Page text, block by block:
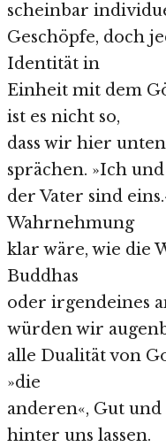
scheinbar
Geschöpfe, doch
Identität in
Einheit mit dem
ist es nicht so,
dass wir hier
sprächen. »Ich und
der Vater sind
Wahrnehmung
klar wäre, wie die
Buddhas
oder irgendeines
würden wir
alle Dualität von
»die
anderen«, Gut
hinter uns lassen.